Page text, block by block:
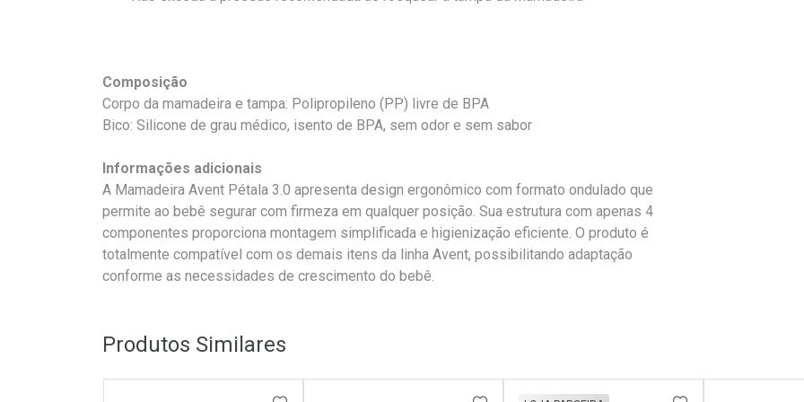
Composição
Corpo da mamadeira e tampa: Polipropileno (PP) livre de BPA
Bico: Silicone de grau médico, isento de BPA, sem odor e sem sabor
Informações adicionais
A Mamadeira Avent Pétala 3.0 apresenta design ergonômico com formato ondulado que
permite ao bebê segurar com firmeza em qualquer posição. Sua estrutura com apenas 4
componentes proporciona montagem simplificada e higienização eficiente. O produto é
totalmente compatível com os demais itens da linha Avent, possibilitando adaptação
conforme as necessidades de crescimento do bebê.
Produtos Similares